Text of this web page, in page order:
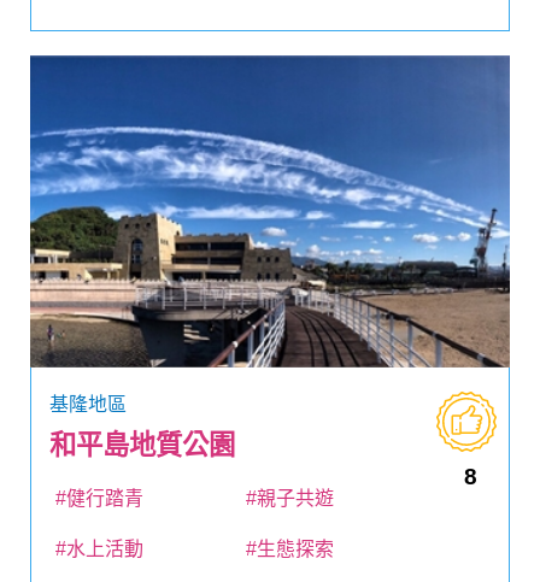
基隆地區
和平島地質公園
8
#健行踏青 #親子共遊
#水上活動 #生態探索